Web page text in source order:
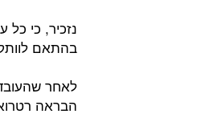
נזכיר, כי
בהתאם
הבראה